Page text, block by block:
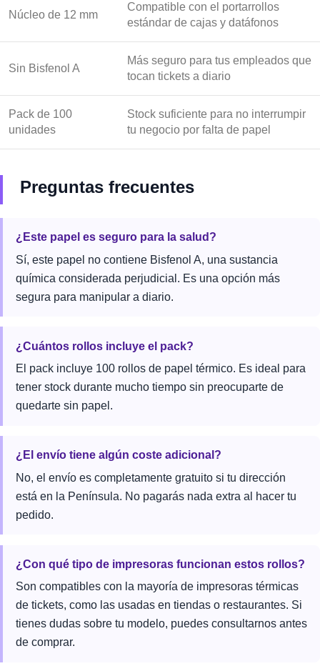
Núcleo de 12 mm
Compatible con el portarrollos
estándar de cajas y datáfonos
Sin Bisfenol A
Más seguro para tus empleados que
tocan tickets a diario
Pack de 100
unidades
Stock suficiente para no interrumpir
tu negocio por falta de papel
Preguntas frecuentes
¿Este papel es seguro para la salud?
Sí, este papel no contiene Bisfenol A, una sustancia
química considerada perjudicial. Es una opción más
segura para manipular a diario.
¿Cuántos rollos incluye el pack?
El pack incluye 100 rollos de papel térmico. Es ideal para
tener stock durante mucho tiempo sin preocuparte de
quedarte sin papel.
¿El envío tiene algún coste adicional?
No, el envío es completamente gratuito si tu dirección
está en la Península. No pagarás nada extra al hacer tu
pedido.
¿Con qué tipo de impresoras funcionan estos rollos?
Son compatibles con la mayoría de impresoras térmicas
de tickets, como las usadas en tiendas o restaurantes. Si
tienes dudas sobre tu modelo, puedes consultarnos antes
de comprar.